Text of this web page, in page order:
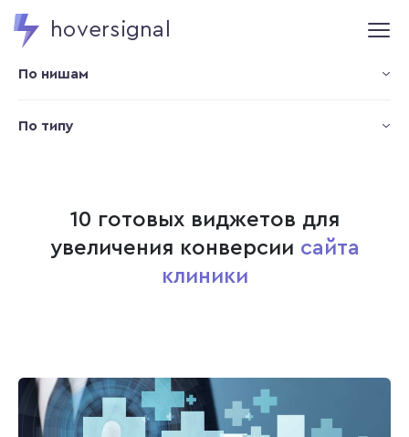
hoversignal
10 готовых виджетов для
увеличения конверсии сайта
клиники
По нишам
По типу